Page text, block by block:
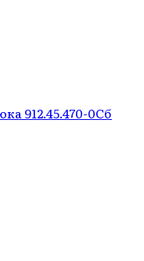
912.45.470-0Сб